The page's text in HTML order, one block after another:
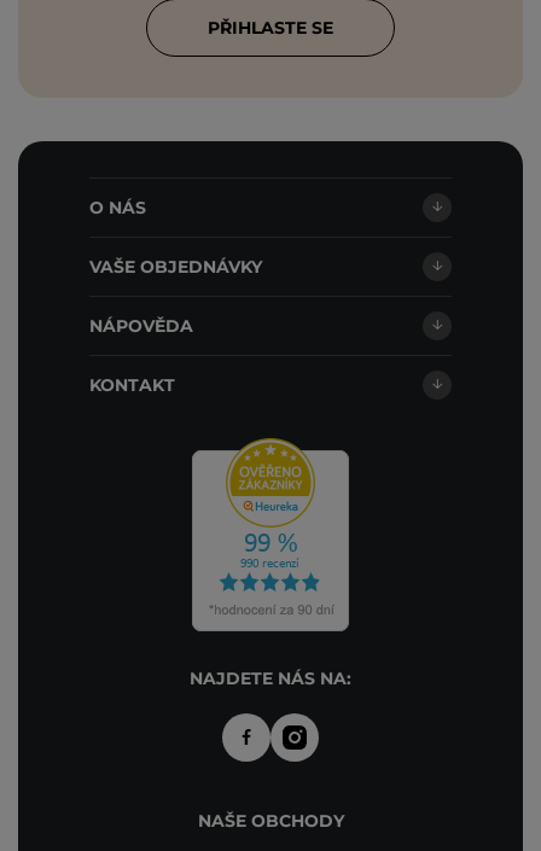
PŘIHLASTE SE
O NÁS
VAŠE OBJEDNÁVKY
NÁPOVĚDA
KONTAKT
NAJDETE NÁS NA:
NAŠE OBCHODY